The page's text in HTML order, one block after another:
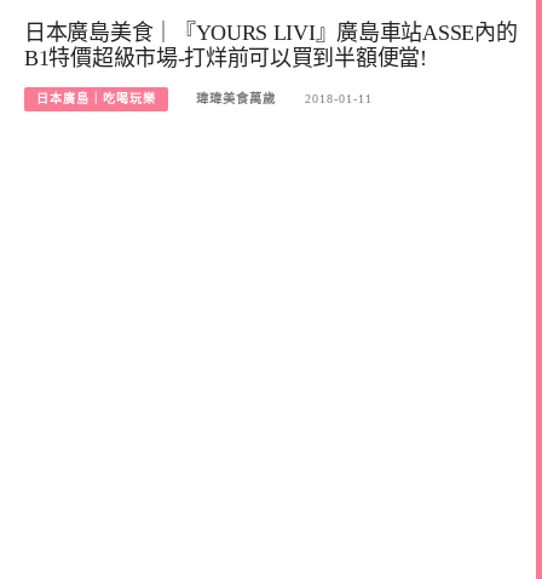
日本廣島美食｜『YOURS LIVI』廣島車站ASSE內的
B1特價超級市場-打烊前可以買到半額便當!
日本廣島｜吃喝玩樂 瑋瑋美食萬歲 2018-01-11